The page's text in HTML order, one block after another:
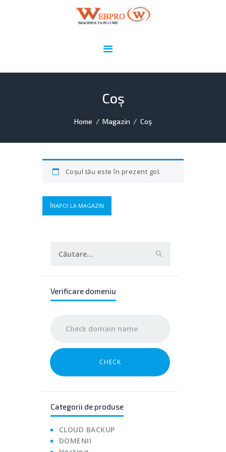
Coș
Home Magazin Coș
Webpro.ro
ADMINISTRARE ȘI
SECURIZARE SITE
PORTOFOLIU
UTILE
Coșul tău este în prezent gol.
ÎNAPOI LA MAGAZIN
după:
Verificare domeniu
CHECK
Categorii de produse
CLOUD BACKUP
DOMENII